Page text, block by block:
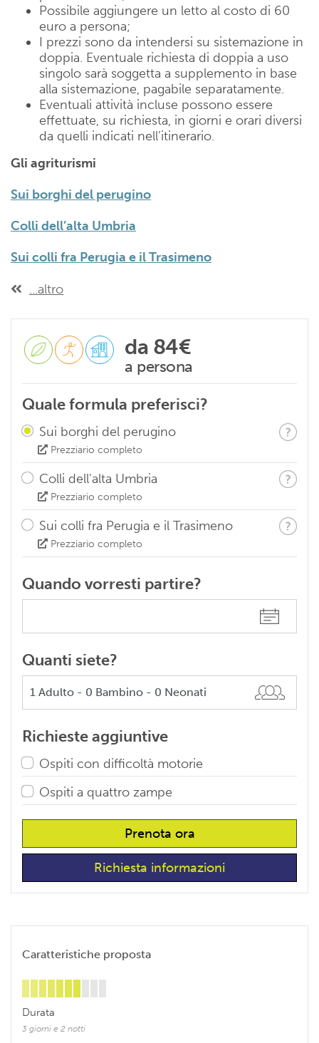
Possibile aggiungere un letto al costo di 60
euro a persona;
I prezzi sono da intendersi su sistemazione in
doppia. Eventuale richiesta di doppia a uso
singolo sarà soggetta a supplemento in base
alla sistemazione, pagabile separatamente.
Eventuali attività incluse possono essere
effettuate, su richiesta, in giorni e orari diversi
da quelli indicati nell’itinerario.
Gli agriturismi
Sui borghi del perugino
Colli dell’alta Umbria
Sui colli fra Perugia e il Trasimeno
...altro
da 84€
a persona
Quale formula preferisci?
Sui borghi del perugino
Prezziario completo
Colli dell'alta Umbria
Prezziario completo
Sui colli fra Perugia e il Trasimeno
Prezziario completo
Quando vorresti partire?
Quanti siete?
Richieste aggiuntive
Ospiti con difficoltà motorie
Ospiti a quattro zampe
Prenota ora
Richiesta informazioni
Caratteristiche proposta
Durata
3 giorni e 2 notti